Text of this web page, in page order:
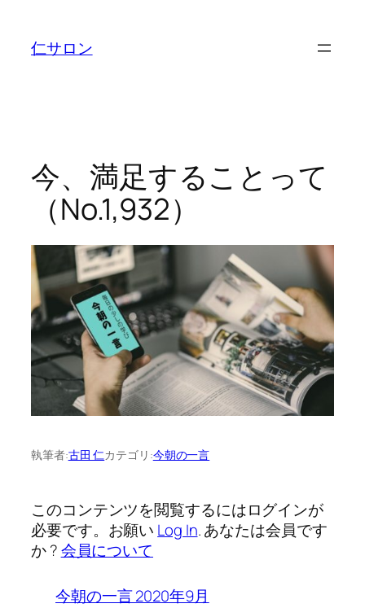
仁サロン
今、満足することって
（No.1,932）
執筆者:古田 仁カテゴリ:今朝の一言
このコンテンツを閲覧するにはログインが
必要です。お願い Log In. あなたは会員です
か ?会員について
今朝の一言 2020年9月